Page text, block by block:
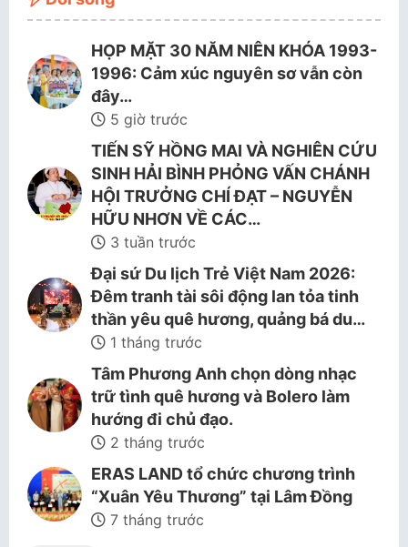
HỌP MẶT 30 NĂM NIÊN KHÓA 1993-
1996: Cảm xúc nguyên sơ vẫn còn
đây…
5 giờ trước
TIẾN SỸ HỒNG MAI VÀ NGHIÊN CỨU
SINH HẢI BÌNH PHỎNG VẤN CHÁNH
HỘI TRƯỞNG CHÍ ĐẠT – NGUYỄN
HỮU NHƠN VỀ CÁC…
3 tuần trước
Đại sứ Du lịch Trẻ Việt Nam 2026:
Đêm tranh tài sôi động lan tỏa tinh
thần yêu quê hương, quảng bá du…
1 tháng trước
Tâm Phương Anh chọn dòng nhạc
trữ tình quê hương và Bolero làm
hướng đi chủ đạo.
2 tháng trước
ERAS LAND tổ chức chương trình
“Xuân Yêu Thương” tại Lâm Đồng
7 tháng trước